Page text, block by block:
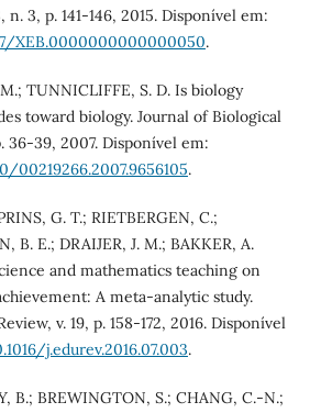
n. 3, p. 141-146, 2015. Disponível em:
XEB.0000000000000050.
M.; TUNNICLIFFE, S. D. Is biology
toward biology. Journal of Biological
36-39, 2007. Disponível em:
.
G. T.; RIETBERGEN, C.;
B. E.; DRAIJER, J. M.; BAKKER, A.
and mathematics teaching on
A meta-analytic study.
v. 19, p. 158-172, 2016. Disponível
j.edurev.2016.07.003.
B.; BREWINGTON, S.; CHANG, C.-N.;